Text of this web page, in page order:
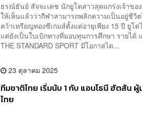
ธรณ์ธันย์ สัจจะเดช นักยูโดสาวสุดแกร่งเจ้าขอ
ให้เห็นแล้วว่ากีฬาสามารถพลิกความเป็นอยู่ชี
คว้าเหรียญทองซีเกมส์ตั้งแต่อายุเพียง 15 ปี ยูโ
แต่ยังเป็นใบเบิกทางที่มอบทุนการศึกษา รายไ
THE STANDARD SPORT มีโอกาสได...
23 ตุลาคม 2025
ทีมชาติไทย เริ่มนับ 1 กับ แอนโธนี ฮัตสัน
ไทย